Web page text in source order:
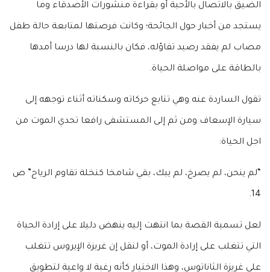
الضيق بالاتصال بالأحبة أو بقراءة منشورات الأصدقاء وما
يستجد من أخبار حول الجائحة؛ وكانت فرصتها لمتابعة حالة طفل
مصاب لم يفقد رصيد تفاؤله، فكان بالنسبة لها درسا أمدها
بالطاقة على مواصلة الحياة.
تقول الساردة عنه وهي تتابع حركاته وسكناته أثناء توجهه إلى
سيارة الإسعاف ومن ثم إلى المستشفى رافعا تحدي الموت من
اجل الحياة:
“لم ينحن، لم يصرخ، لم يبك، بقي شامخا كنخلة تقاوم الرياح” ص
14.
لعل تسمية القصة بما انتهت إليه ينهض دليلا على إرادة الحياة
التي تتغلب على إرادة الموت، أو لنقل إن غريزة الإيروس تتغلب
على غريزة الثاناتوس، وهذا الاختيار كأنه رغبة لا واعية لتطويق